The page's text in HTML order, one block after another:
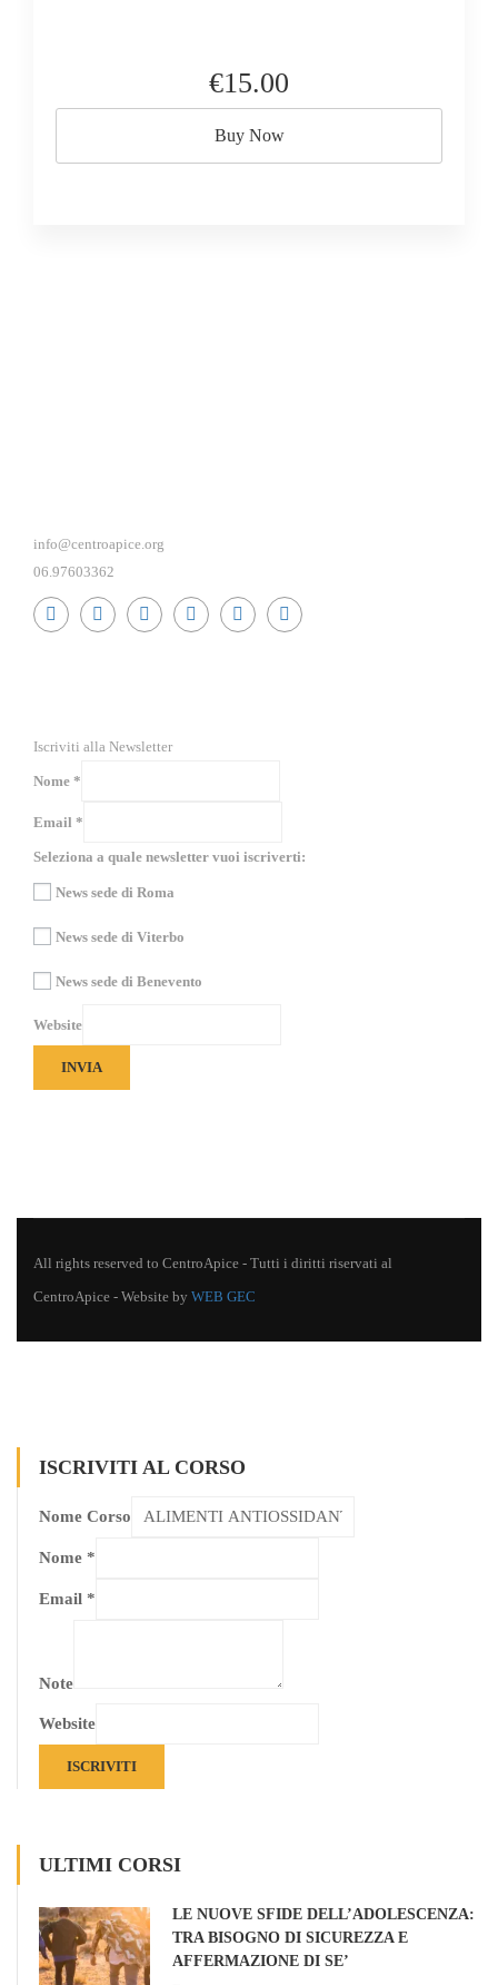
€15.00
Buy Now
info@centroapice.org
06.97603362
Iscriviti alla Newsletter
Nome *
Email *
Seleziona a quale newsletter vuoi iscriverti:
News sede di Roma
News sede di Viterbo
News sede di Benevento
Website
INVIA
All rights reserved to CentroApice - Tutti i diritti riservati al
CentroApice - Website by WEB GEC
ISCRIVITI AL CORSO
Nome Corso
Nome *
Email *
Note
Website
ISCRIVITI
ULTIMI CORSI
LE NUOVE SFIDE DELL’ADOLESCENZA:
TRA BISOGNO DI SICUREZZA E
AFFERMAZIONE DI SE’